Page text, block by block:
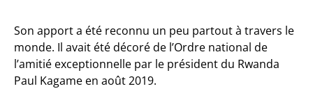
Son apport a été reconnu un peu partout à travers le
monde. Il avait été décoré de l’Ordre national de
l’amitié exceptionnelle par le président du Rwanda
Paul Kagame en août 2019.